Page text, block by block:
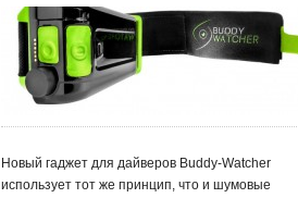
Новый гаджет для дайверов Buddy-Watcher
использует тот же принцип, что и шумовые